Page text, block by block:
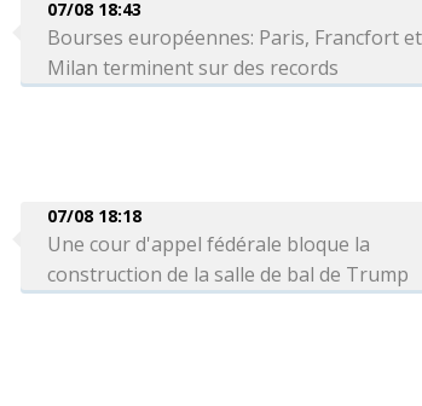
07/08 18:43
Bourses européennes: Paris, Francfort et
Milan terminent sur des records
07/08 18:18
Une cour d'appel fédérale bloque la
construction de la salle de bal de Trump